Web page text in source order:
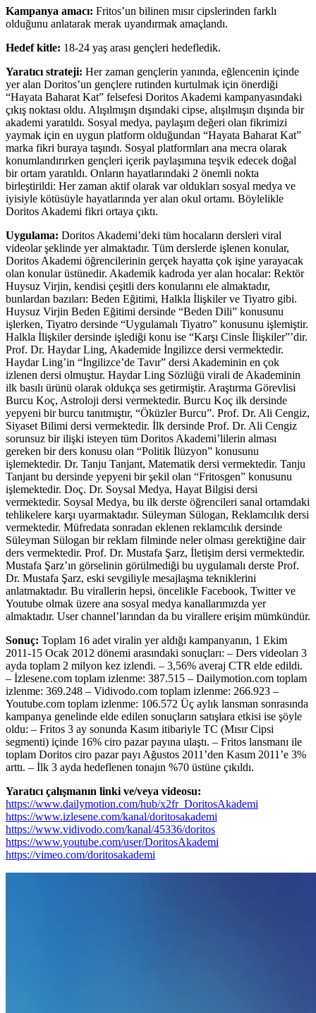
Kampanya amacı: Fritos’un bilinen mısır cipslerinden farklı
olduğunu anlatarak merak uyandırmak amaçlandı.
Hedef kitle: 18-24 yaş arası gençleri hedefledik.
Yaratıcı strateji: Her zaman gençlerin yanında, eğlencenin içinde
yer alan Doritos’un gençlere rutinden kurtulmak için önerdiği
“Hayata Baharat Kat” felsefesi Doritos Akademi kampanyasındaki
çıkış noktası oldu. Alışılmışın dışındaki cipse, alışılmışın dışında bir
akademi yaratıldı. Sosyal medya, paylaşım değeri olan fikrimizi
yaymak için en uygun platform olduğundan “Hayata Baharat Kat”
marka fikri buraya taşındı. Sosyal platformları ana mecra olarak
konumlandırırken gençleri içerik paylaşımına teşvik edecek doğal
bir ortam yaratıldı. Onların hayatlarındaki 2 önemli nokta
birleştirildi: Her zaman aktif olarak var oldukları sosyal medya ve
iyisiyle kötüsüyle hayatlarında yer alan okul ortamı. Böylelikle
Doritos Akademi fikri ortaya çıktı.
Uygulama: Doritos Akademi’deki tüm hocaların dersleri viral
videolar şeklinde yer almaktadır. Tüm derslerde işlenen konular,
Doritos Akademi öğrencilerinin gerçek hayatta çok işine yarayacak
olan konular üstünedir. Akademik kadroda yer alan hocalar: Rektör
Huysuz Virjin, kendisi çeşitli ders konularını ele almaktadır,
bunlardan bazıları: Beden Eğitimi, Halkla İlişkiler ve Tiyatro gibi.
Huysuz Virjin Beden Eğitimi dersinde “Beden Dili” konusunu
işlerken, Tiyatro dersinde “Uygulamalı Tiyatro” konusunu işlemiştir.
Halkla İlişkiler dersinde işlediği konu ise “Karşı Cinsle İlişkiler”’dir.
Prof. Dr. Haydar Ling, Akademide İngilizce dersi vermektedir.
Haydar Ling’in “İngilizce’de Tavır” dersi Akademinin en çok
izlenen dersi olmuştur. Haydar Ling Sözlüğü virali de Akademinin
ilk basılı ürünü olarak oldukça ses getirmiştir. Araştırma Görevlisi
Burcu Koç, Astroloji dersi vermektedir. Burcu Koç ilk dersinde
yepyeni bir burcu tanıtmıştır, “Öküzler Burcu”. Prof. Dr. Ali Cengiz,
Siyaset Bilimi dersi vermektedir. İlk dersinde Prof. Dr. Ali Cengiz
sorunsuz bir ilişki isteyen tüm Doritos Akademi’lilerin alması
gereken bir ders konusu olan “Politik İlüzyon” konusunu
işlemektedir. Dr. Tanju Tanjant, Matematik dersi vermektedir. Tanju
Tanjant bu dersinde yepyeni bir şekil olan “Fritosgen” konusunu
işlemektedir. Doç. Dr. Soysal Medya, Hayat Bilgisi dersi
vermektedir. Soysal Medya, bu ilk derste öğrencileri sanal ortamdaki
tehlikelere karşı uyarmaktadır. Süleyman Sülogan, Reklamcılık dersi
vermektedir. Müfredata sonradan eklenen reklamcılık dersinde
Süleyman Sülogan bir reklam filminde neler olması gerektiğine dair
ders vermektedir. Prof. Dr. Mustafa Şarz, İletişim dersi vermektedir.
Mustafa Şarz’ın görselinin görülmediği bu uygulamalı derste Prof.
Dr. Mustafa Şarz, eski sevgiliyle mesajlaşma tekniklerini
anlatmaktadır. Bu virallerin hepsi, öncelikle Facebook, Twitter ve
Youtube olmak üzere ana sosyal medya kanallarımızda yer
almaktadır. User channel’larından da bu virallere erişim mümkündür.
Sonuç: Toplam 16 adet viralin yer aldığı kampanyanın, 1 Ekim
2011-15 Ocak 2012 dönemi arasındaki sonuçları: – Ders videoları 3
ayda toplam 2 milyon kez izlendi. – 3,56% averaj CTR elde edildi.
– İzlesene.com toplam izlenme: 387.515 – Dailymotion.com toplam
izlenme: 369.248 – Vidivodo.com toplam izlenme: 266.923 –
Youtube.com toplam izlenme: 106.572 Üç aylık lansman sonrasında
kampanya genelinde elde edilen sonuçların satışlara etkisi ise şöyle
oldu: – Fritos 3 ay sonunda Kasım itibariyle TC (Mısır Cipsi
segmenti) içinde 16% ciro pazar payına ulaştı. – Fritos lansmanı ile
toplam Doritos ciro pazar payı Ağustos 2011’den Kasım 2011’e 3%
arttı. – İlk 3 ayda hedeflenen tonajın %70 üstüne çıkıldı.
Yaratıcı çalışmanın linki ve/veya videosu:
https://www.dailymotion.com/hub/x2fr_DoritosAkademi
https://www.izlesene.com/kanal/doritosakademi
https://www.vidivodo.com/kanal/45336/doritos
https://www.youtube.com/user/DoritosAkademi
https://vimeo.com/doritosakademi